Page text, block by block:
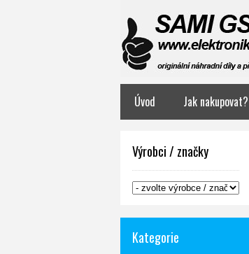
Úvod Jak nakupovat?
Výrobci / značky
Kategorie